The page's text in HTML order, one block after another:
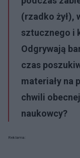
(rzadko żył),
sztucznego i
Odgrywają
czas
materiały na
chwili
naukowcy?
Reklama: